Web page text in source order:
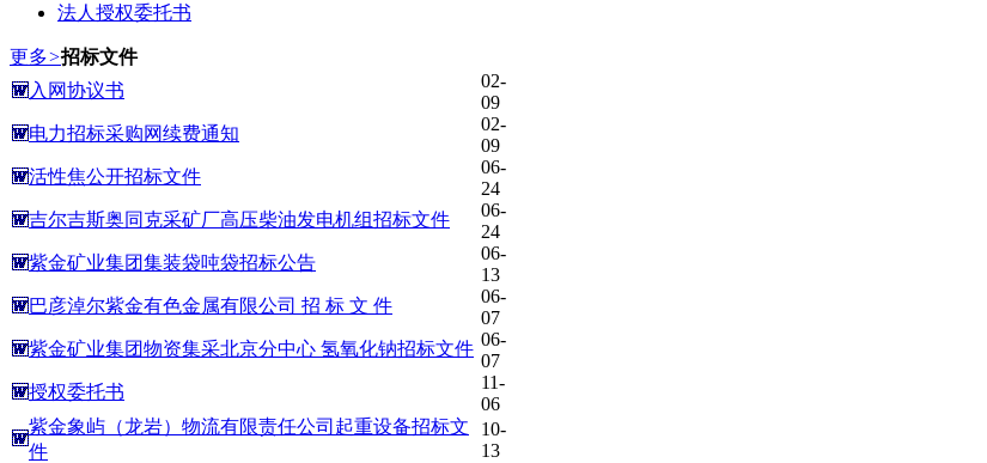
法人授权委托书
更多>招标文件
入网协议书
02-
09
电力招标采购网续费通知
02-
09
活性焦公开招标文件
06-
24
吉尔吉斯奥同克采矿厂高压柴油发电机组招标文件
06-
24
紫金矿业集团集装袋吨袋招标公告
06-
13
巴彦淖尔紫金有色金属有限公司 招 标 文 件
06-
07
紫金矿业集团物资集采北京分中心 氢氧化钠招标文件 06-
07
授权委托书
11-
06
紫金象屿（龙岩）物流有限责任公司起重设备招标文
件
10-
13